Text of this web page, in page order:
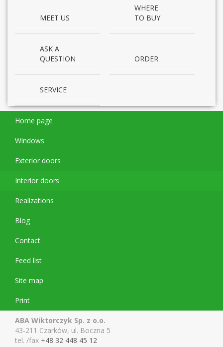
MEET US
WHERE
TO BUY
ASK A
QUESTION
ORDER
SERVICE
Home page
Windows
Exterior doors
Interior doors
Realizations
Blog
Contact
Feed list
Site map
Print
ABA Wiktorczyk Sp. z o.o.
43-211 Czarków, ul. Boczna 5
tel. /fax +48 32 448 45 12